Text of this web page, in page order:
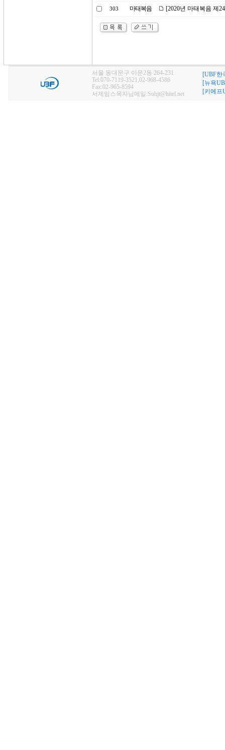
303 마태복음 [2020년 마태복음 제
서울 동대문구 이문2동 264-231
Tel:070-7119-3521,02-968-4586
Fax:02-965-8594
서제임스목자님메일:Suhjt@hitel.net
[UBF한
[뉴욕
[키에프